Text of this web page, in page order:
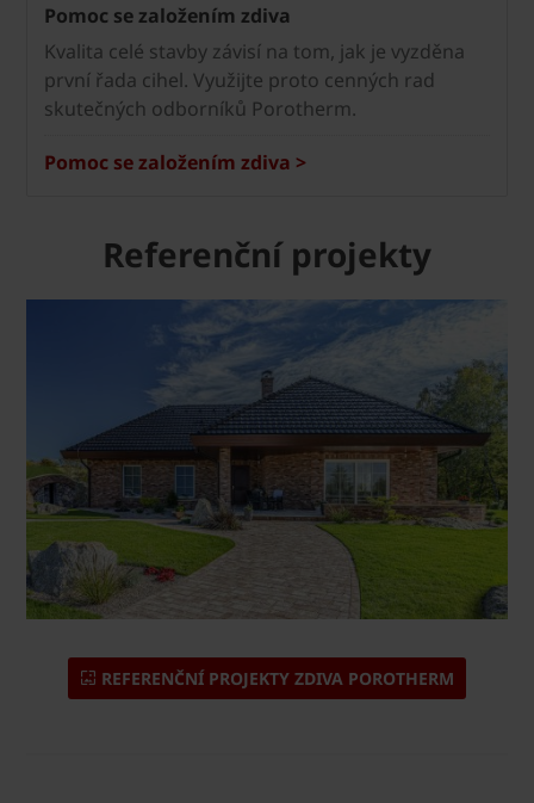
Pomoc se založením zdiva
Kvalita celé stavby závisí na tom, jak je vyzděna
první řada cihel. Využijte proto cenných rad
skutečných odborníků Porotherm.
Pomoc se založením zdiva >
Referenční projekty
REFERENČNÍ PROJEKTY ZDIVA POROTHERM